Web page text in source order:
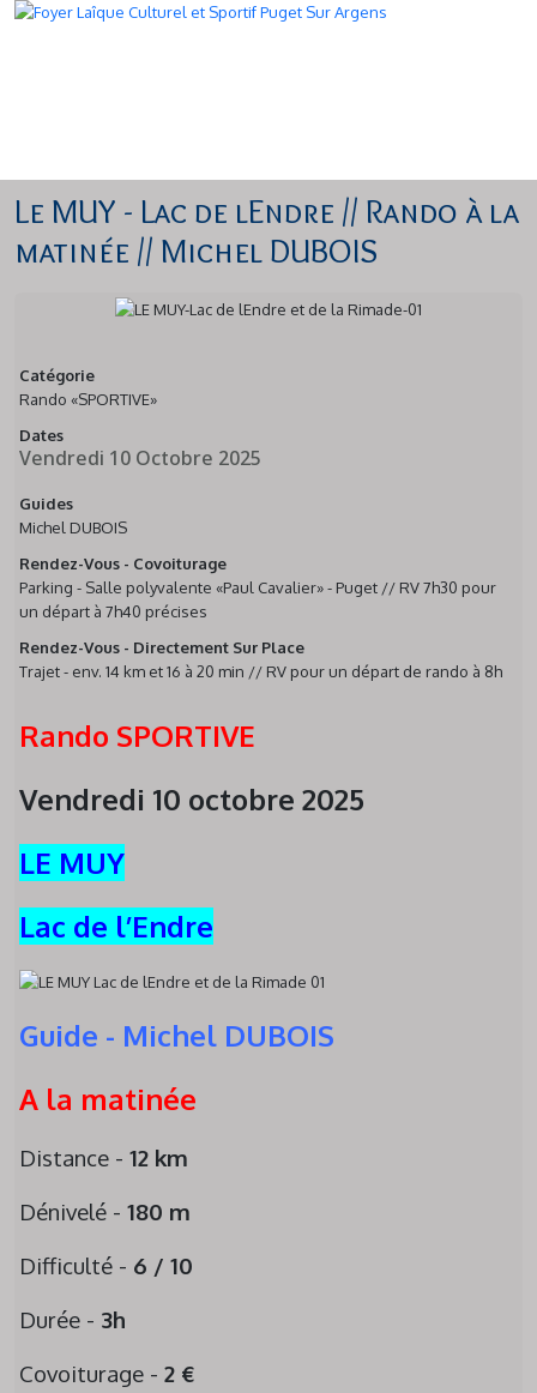
Le MUY - Lac de lEndre // Rando à la
matinée // Michel DUBOIS
Catégorie
Rando «SPORTIVE»
Dates
Vendredi 10 Octobre 2025
Guides
Michel DUBOIS
Rendez-Vous - Covoiturage
Parking - Salle polyvalente «Paul Cavalier» - Puget // RV 7h30 pour
un départ à 7h40 précises
Rendez-Vous - Directement Sur Place
Trajet - env. 14 km et 16 à 20 min // RV pour un départ de rando à 8h
Rando SPORTIVE
Vendredi 10 octobre 2025
LE MUY
Lac de l’Endre
Guide - Michel DUBOIS
A la matinée
Distance -12 km
Dénivelé -180 m
Difficulté - 6 / 10
Durée - 3h
Covoiturage -2 €